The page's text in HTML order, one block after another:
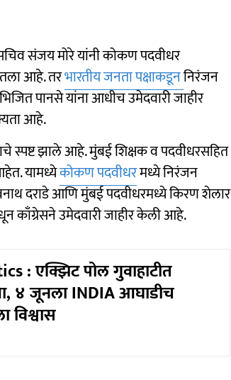
संजय मोरे यांनी कोकण पदवीधर
आहे. तरभारतीय जनता पक्षाकडूननिरंजन
पानसे यांना आधीच उमेदवारी जाहीर
आहे.
स्पष्ट झाले आहे. मुंबई शिक्षक व पदवीधरसहित
यामध्येकोकण पदवीधरमध्ये निरंजन
दराडे आणि मुंबई पदवीधरमध्ये किरण शेलार
काँग्रेसने उमेदवारी जाहीर केली आहे.
: एक्झिट पोल गुवाहाटीत
४ जूनला INDIA आघाडीच
विश्वास